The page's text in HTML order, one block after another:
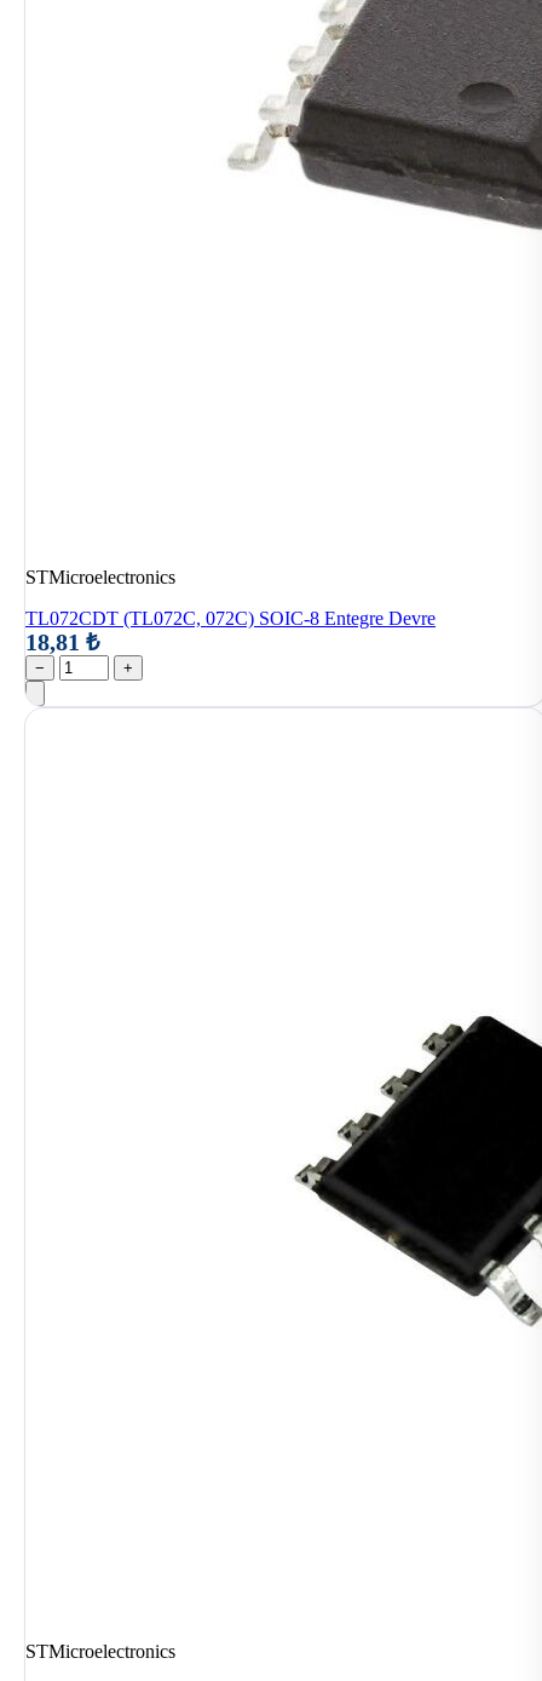
STMicroelectronics
TL072CDT (TL072C, 072C) SOIC-8 Entegre Devre
18,81 ₺
− +
STMicroelectronics